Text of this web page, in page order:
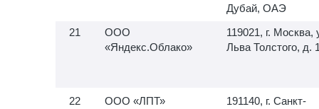
Дубай, ОАЭ
ООО
«Яндекс.Облако»
119021, г. Москва,
Льва Толстого, д.
ООО «ЛПТ»
191140, г. Санкт-